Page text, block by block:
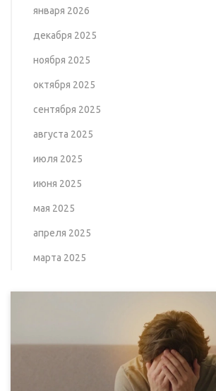
января 2026
декабря 2025
ноября 2025
октября 2025
сентября 2025
августа 2025
июля 2025
июня 2025
мая 2025
апреля 2025
марта 2025